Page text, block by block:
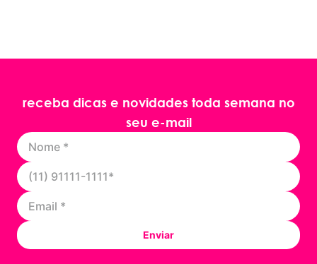
receba dicas e novidades toda semana no
seu e-mail
Enviar